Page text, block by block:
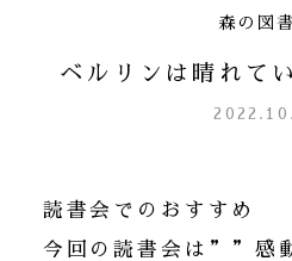
森の図
ベルリンは晴れて
読書会でのおすすめ
今回の読書会は””感